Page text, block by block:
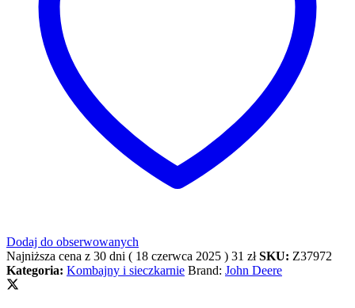
Dodaj do obserwowanych
Najniższa cena z 30 dni ( 18 czerwca 2025 ) 31 zł SKU: Z37972
Kategoria: Kombajny i sieczkarnie Brand: John Deere